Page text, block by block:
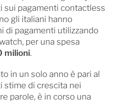
sui pagamenti contactless
gli italiani hanno
di pagamenti utilizzando
per una spesa
milioni.
in un solo anno è pari al
stime di crescita nei
parole, è in corso una